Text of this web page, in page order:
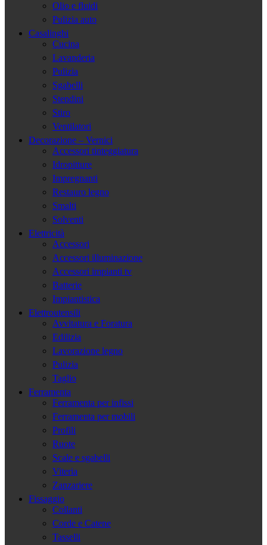
Olio e fluidi
Pulizia auto
Casalinghi
Cucina
Lavanderia
Pulizia
Sgabelli
Stendini
Stiro
Ventilatori
Decorazione – Vernici
Accessori tinteggiatura
Idropitture
Impregnanti
Restauro legno
Smalti
Solventi
Elettricità
Accessori
Accessori illuminazione
Accessori impianti tv
Batterie
Impiantistica
Elettroutensili
Avvitatura e Foratura
Edilizia
Lavorazione legno
Pulizia
Taglio
Ferramenta
Ferramenta per infissi
Ferramenta per mobili
Profili
Ruote
Scale e sgabelli
Viteria
Zanzariere
Fissaggio
Collanti
Corde e Catene
Tasselli